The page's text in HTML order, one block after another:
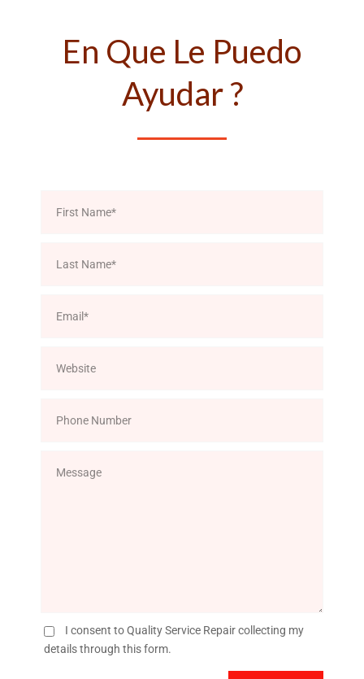
En Que Le Puedo
Ayudar ?
I consent to Quality Service Repair collecting my
details through this form.